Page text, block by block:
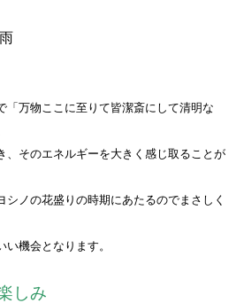
「万物ここに至りて皆潔斎にして清明な
、そのエネルギーを大きく感じ取ることが
シノの花盛りの時期にあたるのでまさしく
機会となります。
楽しみ